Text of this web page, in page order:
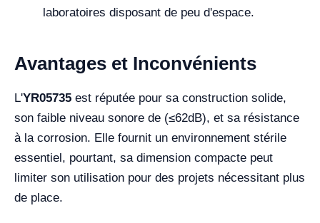
laboratoires disposant de peu d'espace.
Avantages et Inconvénients
L'YR05735 est réputée pour sa construction solide,
son faible niveau sonore de (≤62dB), et sa résistance
à la corrosion. Elle fournit un environnement stérile
essentiel, pourtant, sa dimension compacte peut
limiter son utilisation pour des projets nécessitant plus
de place.